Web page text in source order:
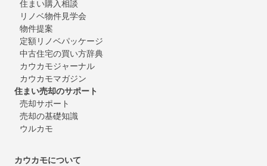
住まい購入相談
リノベ物件見学会
物件提案
定額リノベパッケージ
中古住宅の買い方辞典
カウカモジャーナル
カウカモマガジン
住まい売却のサポート
売却サポート
売却の基礎知識
ウルカモ
カウカモについて